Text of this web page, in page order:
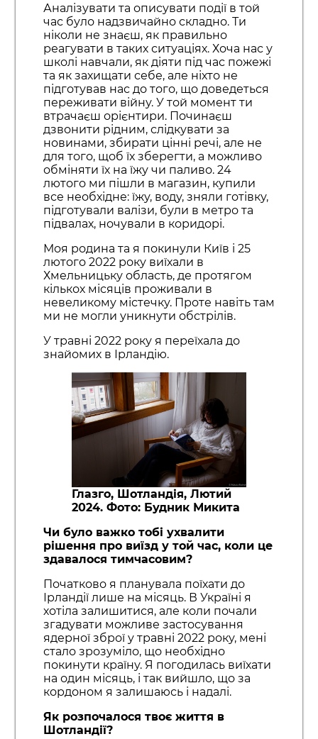
Аналізувати та описувати події в той
час було надзвичайно складно. Ти
ніколи не знаєш, як правильно
реагувати в таких ситуаціях. Хоча нас у
школі навчали, як діяти під час пожежі
та як захищати себе, але ніхто не
підготував нас до того, що доведеться
переживати війну. У той момент ти
втрачаєш орієнтири. Починаєш
дзвонити рідним, слідкувати за
новинами, збирати цінні речі, але не
для того, щоб їх зберегти, а можливо
обміняти їх на їжу чи паливо. 24
лютого ми пішли в магазин, купили
все необхідне: їжу, воду, зняли готівку,
підготували валізи, були в метро та
підвалах, ночували в коридорі.
Моя родина та я покинули Київ і 25
лютого 2022 року виїхали в
Хмельницьку область, де протягом
кількох місяців проживали в
невеликому містечку. Проте навіть там
ми не могли уникнути обстрілів.
У травні 2022 року я переїхала до
знайомих в Ірландію.
Глазго, Шотландія, Лютий
2024. Фото: Будник Микита
Чи було важко тобі ухвалити
рішення про виїзд у той час, коли це
здавалося тимчасовим?
Початково я планувала поїхати до
Ірландії лише на місяць. В Україні я
хотіла залишитися, але коли почали
згадувати можливе застосування
ядерної зброї у травні 2022 року, мені
стало зрозуміло, що необхідно
покинути країну. Я погодилась виїхати
на один місяць, і так вийшло, що за
кордоном я залишаюсь і надалі.
Як розпочалося твоє життя в
Шотландії?